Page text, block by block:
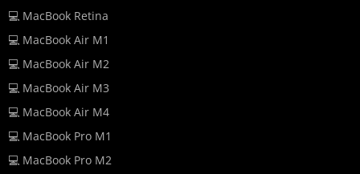
💻 MacBook Retina
💻 MacBook Air M1
💻 MacBook Air M2
💻 MacBook Air M3
💻 MacBook Air M4
💻 MacBook Pro M1
💻 MacBook Pro M2